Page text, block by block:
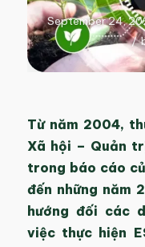
September 24,
/
Từ năm 2004,
Xã hội – Quản
trong báo cáo
đến những năm
hướng đối các
việc thực hiện